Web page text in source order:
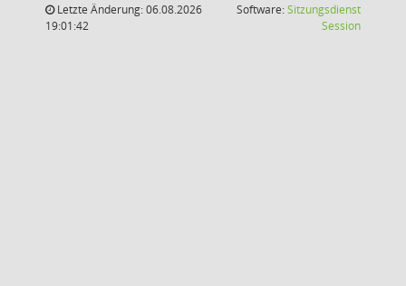
Letzte Änderung: 06.08.2026
19:01:42
Software:Sitzungsdienst
Session(Wird in